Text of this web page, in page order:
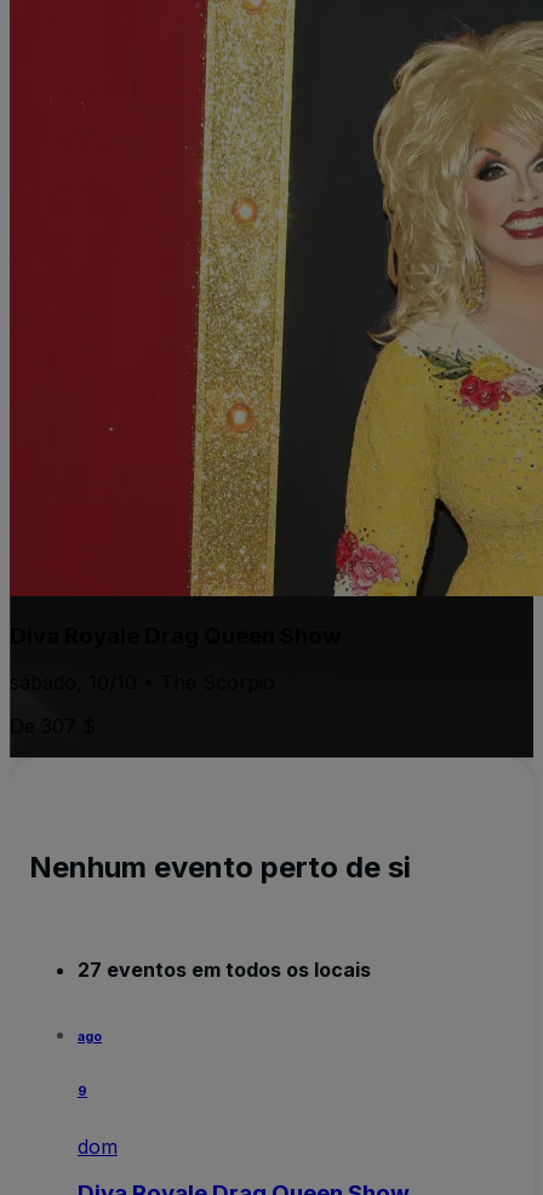
sábado, 10/10 • The Scorpio
Nenhum evento perto de si
27 eventos em todos os locais
ago
9
dom